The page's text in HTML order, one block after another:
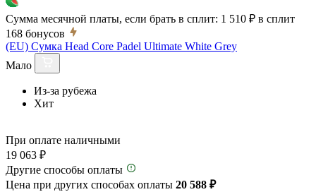
Сумма месячной платы, если брать в сплит: 1 510 ₽ в сплит
168 бонусов
(EU) Сумка Head Core Padel Ultimate White Grey
Мало
Из-за рубежа
Хит
При оплате наличными
19 063 ₽
Другие способы оплаты
Цена при других способах оплаты 20 588 ₽